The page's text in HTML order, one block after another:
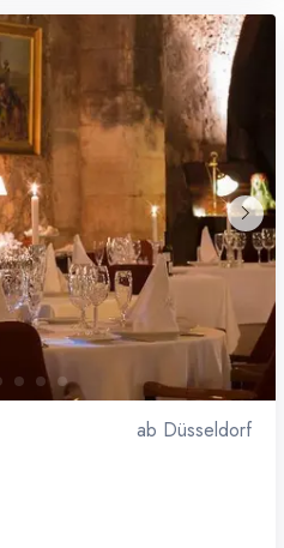
ab Düsseldorf